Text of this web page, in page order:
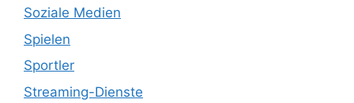
Soziale Medien
Spielen
Sportler
Streaming-Dienste